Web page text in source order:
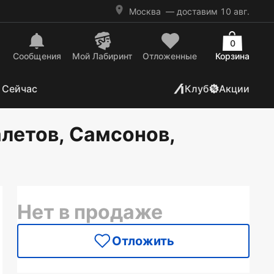
Москва — доставим 10 авг.
Сообщения Mой Лабиринт Отложенные Корзина
0
Клуб Акции
Самсонов,
Нет в продаже
Отложить